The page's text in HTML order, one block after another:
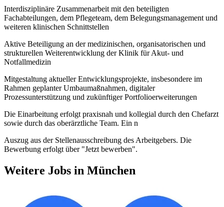
Interdisziplinäre Zusammenarbeit mit den beteiligten
Fachabteilungen, dem Pflegeteam, dem Belegungsmanagement und
weiteren klinischen Schnittstellen
Aktive Beteiligung an der medizinischen, organisatorischen und
strukturellen Weiterentwicklung der Klinik für Akut- und
Notfallmedizin
Mitgestaltung aktueller Entwicklungsprojekte, insbesondere im
Rahmen geplanter Umbaumaßnahmen, digitaler
Prozessunterstützung und zukünftiger Portfolioerweiterungen
Die Einarbeitung erfolgt praxisnah und kollegial durch den Chefarzt
sowie durch das oberärztliche Team. Ein n
Auszug aus der Stellenausschreibung des Arbeitgebers. Die
Bewerbung erfolgt über "Jetzt bewerben".
Weitere Jobs in München